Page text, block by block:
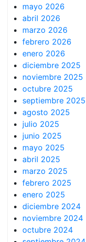
mayo 2026
abril 2026
marzo 2026
febrero 2026
enero 2026
diciembre 2025
noviembre 2025
octubre 2025
septiembre 2025
agosto 2025
julio 2025
junio 2025
mayo 2025
abril 2025
marzo 2025
febrero 2025
enero 2025
diciembre 2024
noviembre 2024
octubre 2024